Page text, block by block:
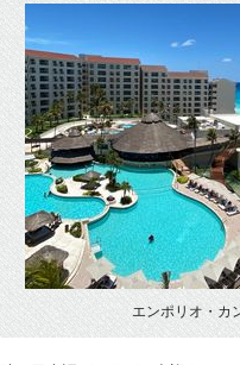
エンポリオ・カ